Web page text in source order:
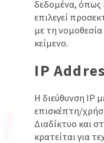
δεδομένα, όπως
επιλεγεί
με τη
κείμενο.
IP
H διεύθυνση IP
επισκέπτη/
Διαδίκτυο και
κρατείται για